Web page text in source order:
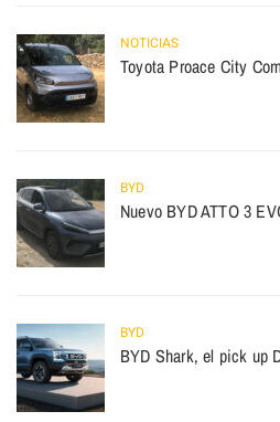
NOTICIAS
Toyota Proace City
BYD
Nuevo BYD ATTO 3
BYD
BYD Shark, el pick up